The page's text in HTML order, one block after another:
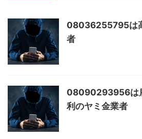
08036255795は
者
08090293956は
利のヤミ金業者